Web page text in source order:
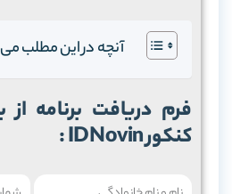
آنچه در این مطلب
کنکور IDNovin :